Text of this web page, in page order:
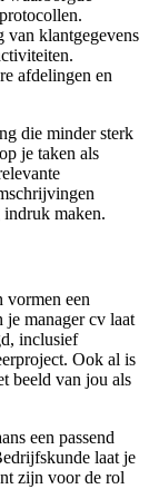
van klantgegevens
afdelingen en
die minder sterk
je taken als
maken.
vormen een
manager cv laat
inclusief
Ook al is
beeld van jou als
een passend
laat je
zijn voor de rol